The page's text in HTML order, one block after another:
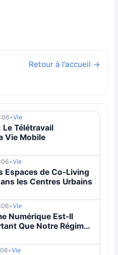
Retour à l’accueil →
•Vie
Télétravail
Vie Mobile
•Vie
Espaces de Co-Living
les Centres Urbains
•Vie
Numérique Est-Il
Que Notre Régime
•Vie